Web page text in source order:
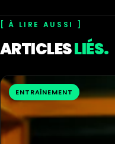
À LIRE AUSSI
ARTICLESLIÉS.
ENTRAÎNEMENT